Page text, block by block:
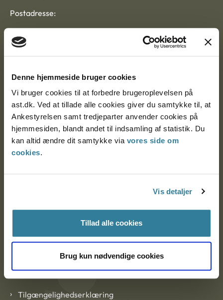
Denne hjemmeside bruger cookies
Vi bruger cookies til at forbedre brugeroplevelsen på
ast.dk. Ved at tillade alle cookies giver du samtykke til, at
Ankestyrelsen samt tredjeparter anvender cookies på
hjemmesiden, blandt andet til indsamling af statistik. Du
kan altid ændre dit samtykke via vores side om
cookies.
Vis detaljer
Tillad alle cookies
Brug kun nødvendige cookies
Postadresse:
Nytorv 7, 2. sal
9000 Aalborg
Ankestyrelsen København
EAN: 57 98 000 35 48 21
Om Ankestyrelsen
Blanketter og kontaktformularer
Links
Tilgængelighedserklæring